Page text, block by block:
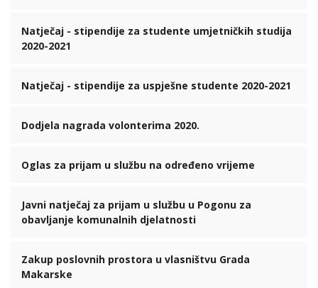
Natječaj - stipendije za studente umjetničkih studija
2020-2021
Natječaj - stipendije za uspješne studente 2020-2021
Dodjela nagrada volonterima 2020.
Oglas za prijam u službu na određeno vrijeme
Javni natječaj za prijam u službu u Pogonu za
obavljanje komunalnih djelatnosti
Zakup poslovnih prostora u vlasništvu Grada
Makarske